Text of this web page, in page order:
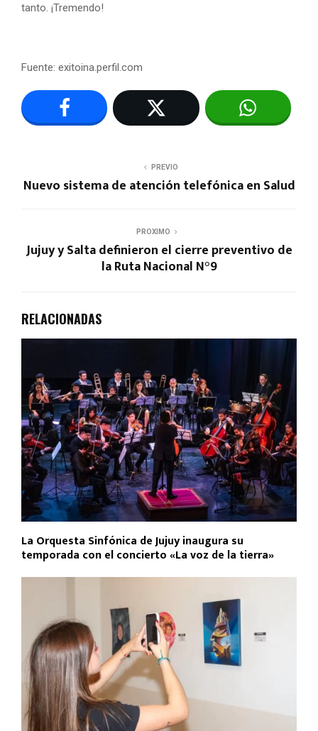
tanto. ¡Tremendo!
Fuente: exitoina.perfil.com
PREVIO
Nuevo sistema de atención telefónica en Salud
PROXIMO
Jujuy y Salta definieron el cierre preventivo de
la Ruta Nacional N°9
RELACIONADAS
La Orquesta Sinfónica de Jujuy inaugura su
temporada con el concierto «La voz de la tierra»